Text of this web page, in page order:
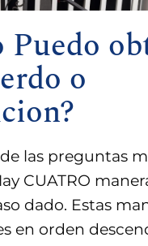
Puedo
o
las preguntas
CUATRO
dado. Estas
en orden